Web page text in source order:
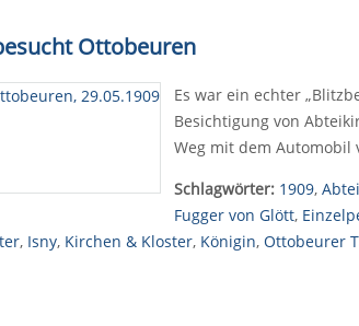
Ottobeuren
Es war ein echter
Besichtigung von
Weg mit dem Automobil
Schlagwörter: 1909, Abtei
Fugger von Glött,
, Isny, Kirchen & Kloster, Königin, Ottobeurer